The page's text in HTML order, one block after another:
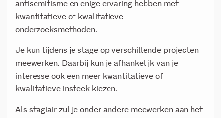
antisemitisme en enige ervaring hebben met
kwantitatieve of kwalitatieve
onderzoeksmethoden.
Je kun tijdens je stage op verschillende projecten
meewerken. Daarbij kun je afhankelijk van je
interesse ook een meer kwantitatieve of
kwalitatieve insteek kiezen.
Als stagiair zul je onder andere meewerken aan het